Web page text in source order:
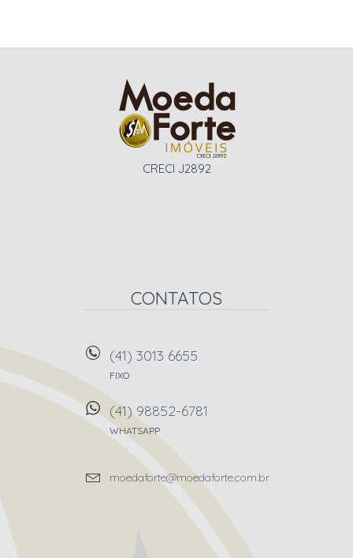
CRECI J2892
CONTATOS
(41) 3013 6655
FIXO
(41) 98852-6781
WHATSAPP
moedaforte@moedaforte.com.br